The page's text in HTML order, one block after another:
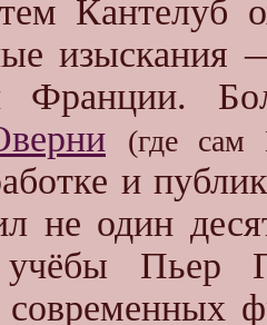
Кантелуб
изыскания
Франции.
(где сам
и
не один
Пьер
современных